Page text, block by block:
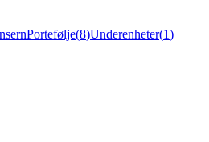
Portefølje(8)Underenheter(1)